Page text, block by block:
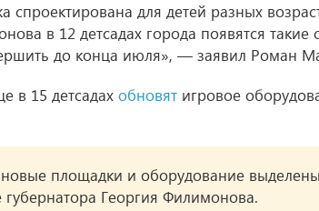
спроектирована для детей разных
в 12 детсадах города появятся такие
до конца июля», — заявил Роман
в 15 детсадах обновят игровое
площадки и оборудование
Георгия Филимонова.